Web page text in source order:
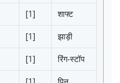
[1]
शाफ्ट
[1]
झाड़ी
[1]
रिंग-स्टॉप